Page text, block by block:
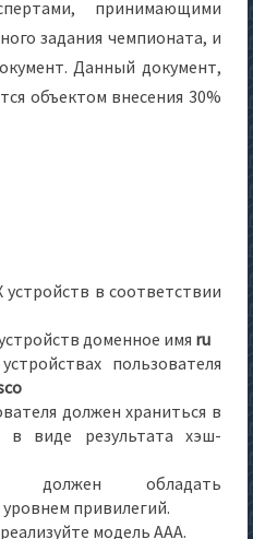
принимающими
задания чемпионата, и
Данный документ,
объектом внесения 30%
в соответствии
доменное имя ru
пользователя
должен храниться в
в виде результата хэш-
должен обладать
привилегий.
модель AAA.